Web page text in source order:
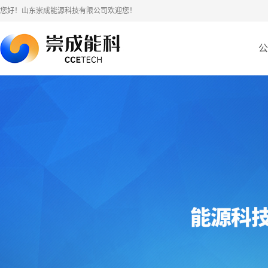
您好！山东崇成能源科技有限公司欢迎您！